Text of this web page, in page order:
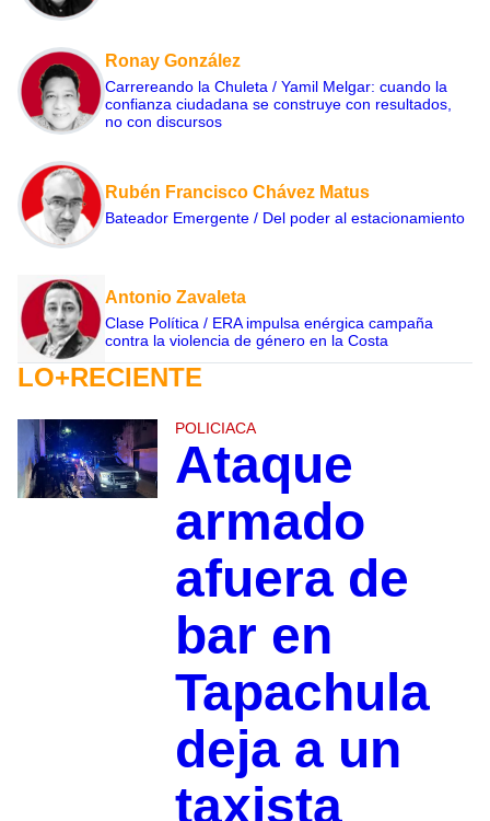
Ronay González
Carrereando la Chuleta / Yamil Melgar: cuando la
confianza ciudadana se construye con resultados,
no con discursos
Rubén Francisco Chávez Matus
Bateador Emergente / Del poder al estacionamiento
Antonio Zavaleta
Clase Política / ERA impulsa enérgica campaña
contra la violencia de género en la Costa
LO+RECIENTE
POLICIACA
Ataque
armado
afuera de
bar en
Tapachula
deja a un
taxista